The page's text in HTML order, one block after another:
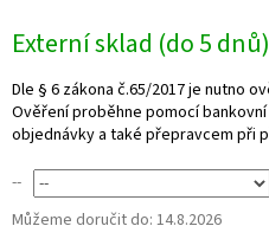
cena:
Externí sklad (do 5 dnů)
--
Můžeme doručit do: 14.8.2026